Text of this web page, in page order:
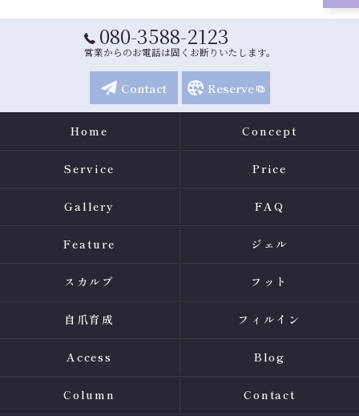
080-3588-2123
営業からのお電話は固くお断りいたします。
Contact Reserve
Home Concept
Service Price
Gallery FAQ
Feature ジェル
スカルプ フット
自爪育成 フィルイン
Access Blog
Column Contact